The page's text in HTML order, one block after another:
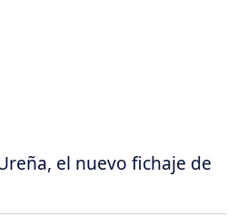
el nuevo fichaje de